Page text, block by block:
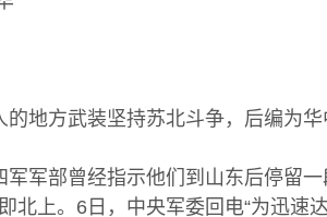
方武装坚持苏北斗争，后编为华
部曾经指示他们到山东后停留一
北上。6日，中央军委回电“为迅速